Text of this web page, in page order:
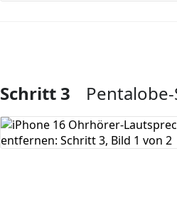
Kommentar hinzufügen
Schritt 3